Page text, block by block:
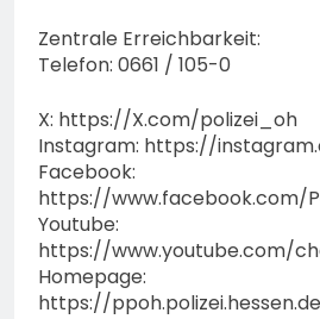
Zentrale Erreichbarkeit:
Telefon: 0661 / 105-0
X: https://X.com/polizei_oh
Instagram: https://
Facebook:
https://www.facebook.com/
Youtube:
https://www.youtube.com/
Homepage:
https://